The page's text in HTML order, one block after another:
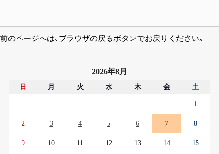
前のページへは､ブラウザの戻るボタンでお戻りください｡
2026年8月
日 月 火 水 木 金 土
1
2 3 4 5 6 7 8
9 10 11 12 13 14 15